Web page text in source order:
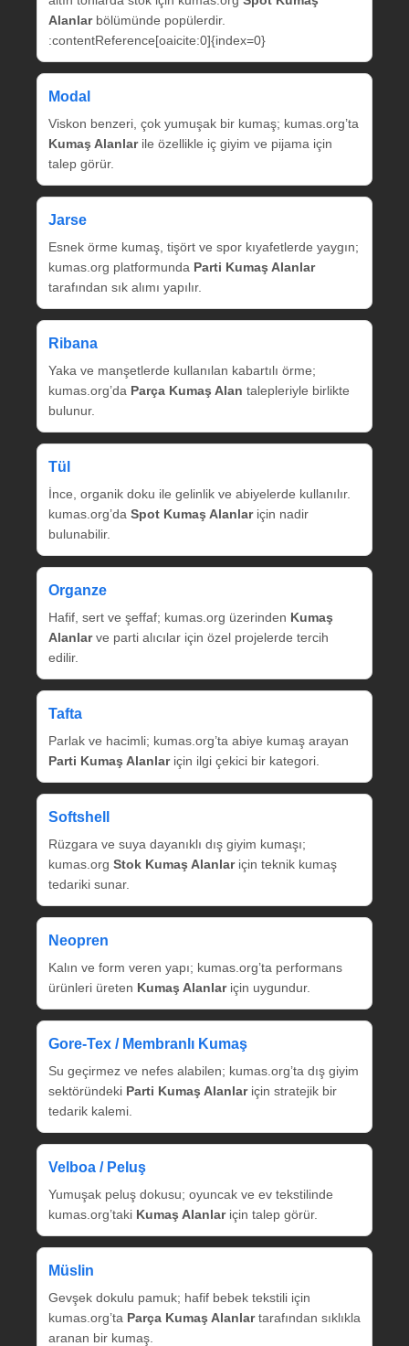
Alanlarbölümünde popülerdir.
:contentReference[oaicite:0]{index=0}
Modal
Viskon benzeri, çok yumuşak bir kumaş; kumas.org’ta
Kumaş Alanlarile özellikle iç giyim ve pijama için
talep görür.
Jarse
Esnek örme kumaş, tişört ve spor kıyafetlerde yaygın;
kumas.org platformunda Parti Kumaş Alanlar
tarafından sık alımı yapılır.
Ribana
Yaka ve manşetlerde kullanılan kabartılı örme;
kumas.org’da Parça Kumaş Alan talepleriyle birlikte
bulunur.
Tül
İnce, organik doku ile gelinlik ve abiyelerde kullanılır.
kumas.org’da Spot Kumaş Alanlariçin nadir
bulunabilir.
Organze
Hafif, sert ve şeffaf; kumas.org üzerinden Kumaş
Alanlarve parti alıcılar için özel projelerde tercih
edilir.
Tafta
Parlak ve hacimli; kumas.org’ta abiye kumaş arayan
Parti Kumaş Alanlariçin ilgi çekici bir kategori.
Softshell
Rüzgara ve suya dayanıklı dış giyim kumaşı;
kumas.org Stok Kumaş Alanlariçin teknik kumaş
tedariki sunar.
Neopren
Kalın ve form veren yapı; kumas.org’ta performans
ürünleri üreten Kumaş Alanlariçin uygundur.
Gore‑Tex / Membranlı Kumaş
Su geçirmez ve nefes alabilen; kumas.org’ta dış giyim
sektöründeki Parti Kumaş Alanlariçin stratejik bir
tedarik kalemi.
Velboa / Peluş
Yumuşak peluş dokusu; oyuncak ve ev tekstilinde
kumas.org’taki Kumaş Alanlariçin talep görür.
Müslin
Gevşek dokulu pamuk; hafif bebek tekstili için
kumas.org’ta Parça Kumaş Alanlartarafından sıklıkla
aranan bir kumaş.